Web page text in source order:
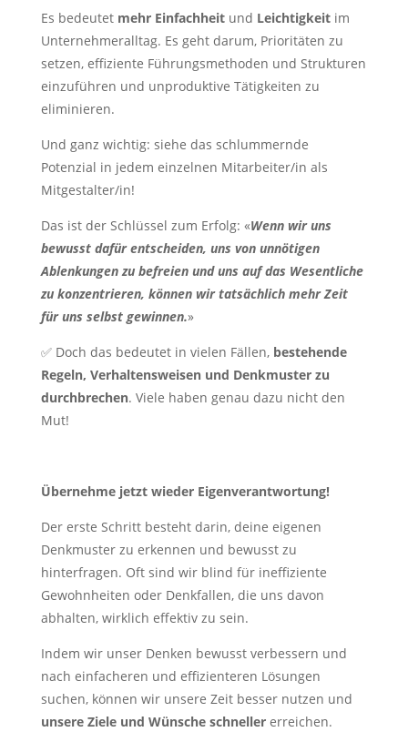
Es bedeutet mehr Einfachheitund Leichtigkeitim
Unternehmeralltag. Es geht darum, Prioritäten zu
setzen, effiziente Führungsmethoden und Strukturen
einzuführen und unproduktive Tätigkeiten zu
eliminieren.
Und ganz wichtig: siehe das schlummernde
Potenzial in jedem einzelnen Mitarbeiter/in als
Mitgestalter/in!
Das ist der Schlüssel zum Erfolg: «Wenn wir uns
bewusst dafür entscheiden, uns von unnötigen
Ablenkungen zu befreien und uns auf das Wesentliche
zu konzentrieren, können wir tatsächlich mehr Zeit
für uns selbst gewinnen.»
✅ Doch das bedeutet in vielen Fällen, bestehende
Regeln, Verhaltensweisen und Denkmuster zu
durchbrechen. Viele haben genau dazu nicht den
Mut!
Übernehme jetzt wieder Eigenverantwortung!
Der erste Schritt besteht darin, deine eigenen
Denkmuster zu erkennen und bewusst zu
hinterfragen. Oft sind wir blind für ineffiziente
Gewohnheiten oder Denkfallen, die uns davon
abhalten, wirklich effektiv zu sein.
Indem wir unser Denken bewusst verbessern und
nach einfacheren und effizienteren Lösungen
suchen, können wir unsere Zeit besser nutzen und
unsere Ziele und Wünsche schnellererreichen.